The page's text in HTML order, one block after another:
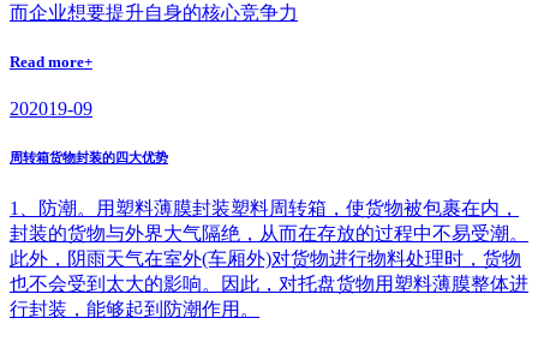
而企业想要提升自身的核心竞争力
Read more+
202019-09
周转箱货物封装的四大优势
1、防潮。用塑料薄膜封装塑料周转箱，使货物被包裹在内，
封装的货物与外界大气隔绝，从而在存放的过程中不易受潮。
此外，阴雨天气在室外(车厢外)对货物进行物料处理时，货物
也不会受到太大的影响。因此，对托盘货物用塑料薄膜整体进
行封装，能够起到防潮作用。